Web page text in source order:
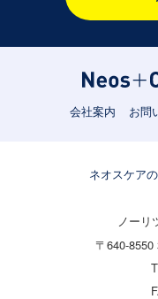
会社案内 お問
ネオスケア
ノーリ
〒640-